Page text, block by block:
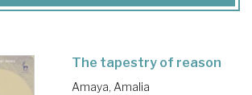
The tapestry of reason
Amaya, Amalia